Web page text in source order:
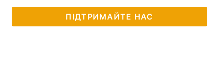
ПІДТРИМАЙТЕ НАС